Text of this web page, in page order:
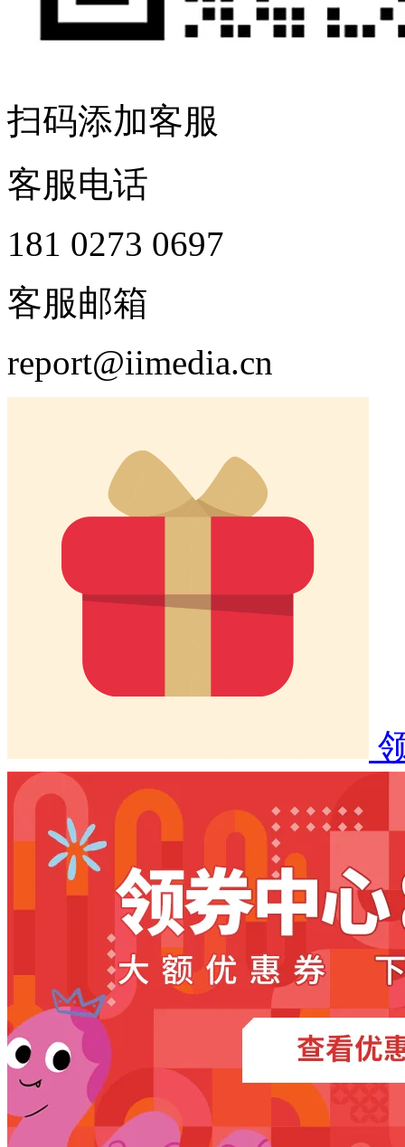
扫码添加客服
客服电话
181 0273 0697
客服邮箱
report@iimedia.cn